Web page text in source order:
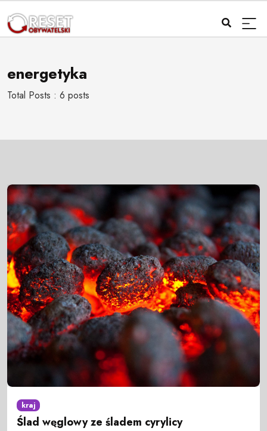
energetyka
Total Posts : 6 posts
kraj
Ślad węglowy ze śladem cyrylicy